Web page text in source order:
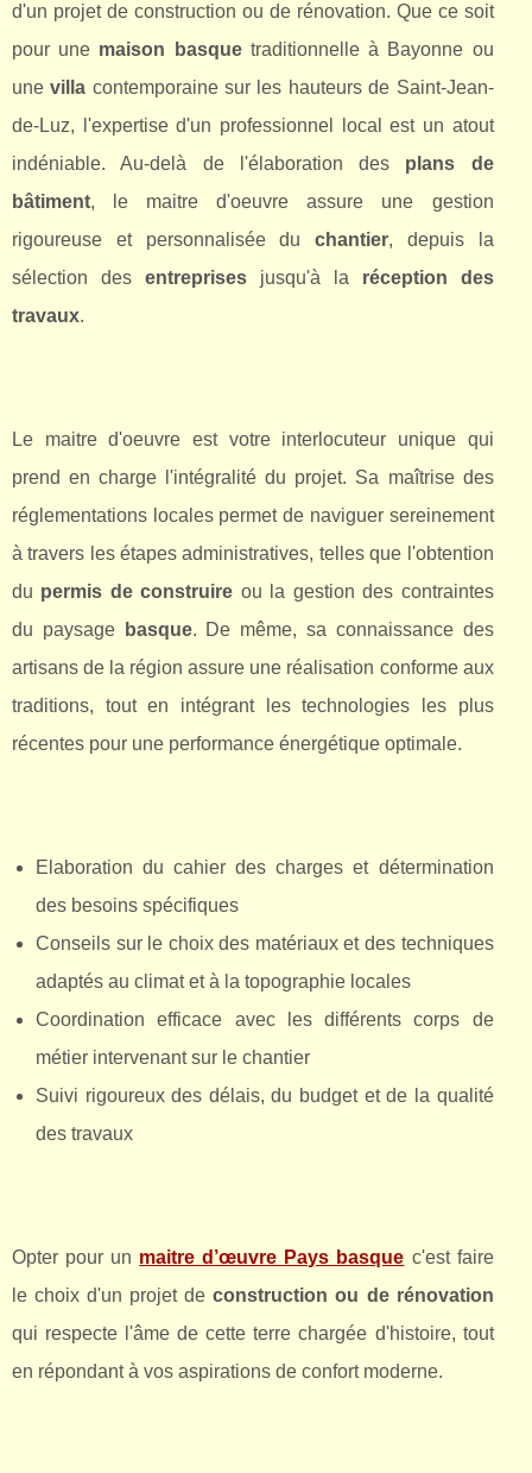
d'un projet de construction ou de rénovation. Que ce soit
pour une maison basquetraditionnelle à Bayonne ou
unevilla contemporaine sur les hauteurs de Saint-Jean-
de-Luz, l'expertise d'un professionnel local est un atout
indéniable. Au-delà de l'élaboration des plans de
bâtiment, le maitre d'oeuvre assure une gestion
rigoureuse et personnalisée duchantier, depuis la
sélection des entreprisesjusqu'à la réception des
travaux.
Le maitre d'oeuvre est votre interlocuteur unique qui
prend en charge l'intégralité du projet. Sa maîtrise des
réglementations locales permet de naviguer sereinement
à travers les étapes administratives, telles que l'obtention
du permis de construire ou la gestion des contraintes
du paysage
basque. De même, sa connaissance des
artisans de la région assure une réalisation conforme aux
traditions, tout en intégrant les technologies les plus
récentes pour une performance énergétique optimale.
Elaboration du cahier des charges et détermination
des besoins spécifiques
Conseils sur le choix des matériaux et des techniques
adaptés au climat et à la topographie locales
Coordination efficace avec les différents corps de
métier intervenant sur le chantier
Suivi rigoureux des délais, du budget et de la qualité
des travaux
Opter pour un maitre d’œuvre Pays basque c'est faire
le choix d'un projet deconstruction ou de rénovation
qui respecte l'âme de cette terre chargée d'histoire, tout
en répondant à vos aspirations de confort moderne.